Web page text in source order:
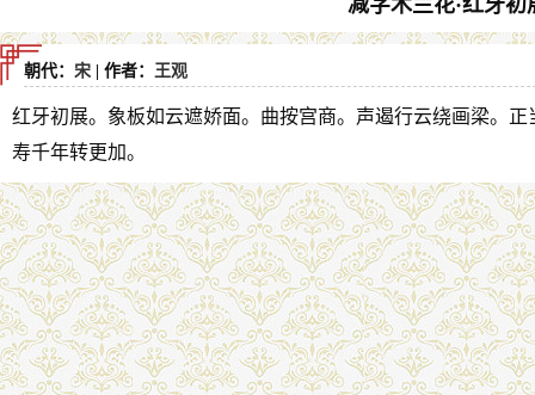
减字木兰花·红牙初
朝代： 宋 | 作者： 王观
红牙初展。象板如云遮娇面。曲按宫商。声遏行云绕画梁。
寿千年转更加。